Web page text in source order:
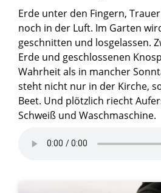
Erde unter den Fingern,
noch in der Luft. Im Garten
geschnitten und losgelassen.
Erde und geschlossenen
Wahrheit als in mancher
steht nicht nur in der Kirche,
Beet. Und plötzlich riecht
Schweiß und Waschmaschine.